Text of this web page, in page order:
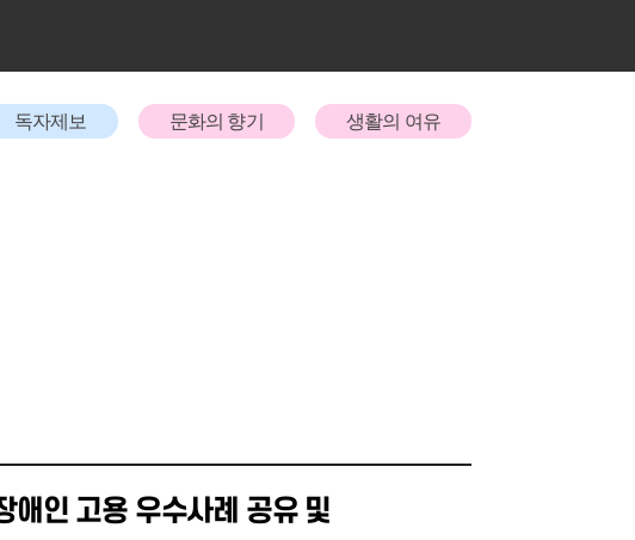
독자제보 문화의 향기 생활의 여유
인 고용 우수사례 공유 및